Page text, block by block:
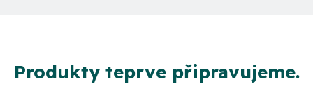
Produkty teprve připravujeme.